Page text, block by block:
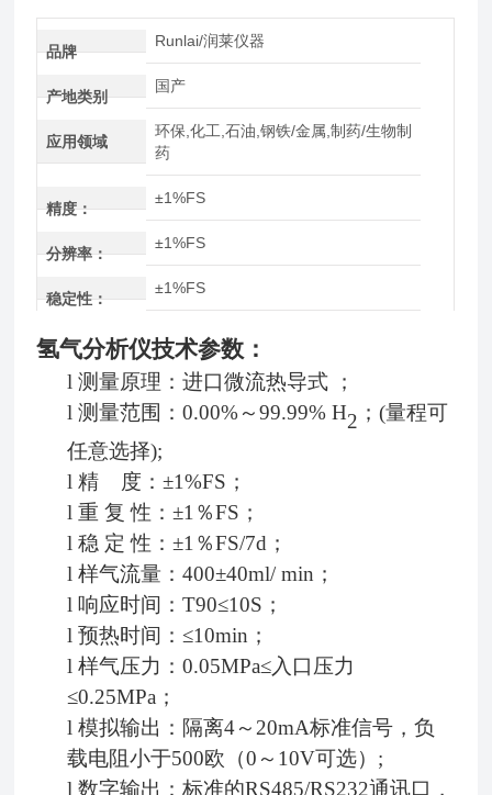
品牌
Runlai/润莱仪器
产地类别
国产
应用领域
环保,化工,石油,钢铁/金属,制药/生物制
药
精度：
±1%FS
分辨率：
±1%FS
稳定性：
±1%FS
氢气分析仪技术参数：
l测量原理：进口微流热导式
；
l测量范围 ：0.00%～99.99% H2 ；(量程可
任意选择);
l精 度：±1%FS；
l重 复 性：±1％FS；
l稳 定 性：±1％FS/7d；
l样气流量：400±40ml/ min；
l响应时间：T90≤10S；
l预热时间：≤10min；
l样气压力：0.05MPa≤入口压力
≤0.25MPa；
l模拟输出： 隔离4～20mA标准信号，负
载电阻小于500欧 （0～10V可选） ;
l数字输出：标准的RS485/RS232通讯口，